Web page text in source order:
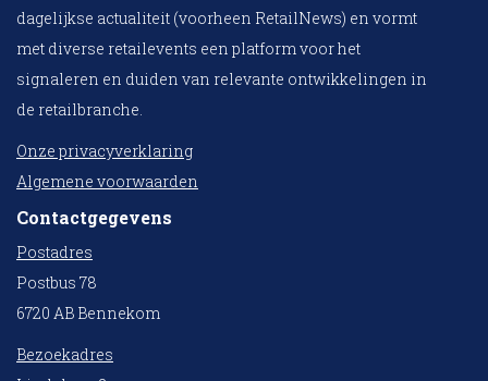
dagelijkse actualiteit (voorheen RetailNews) en vormt
met diverse retailevents een platform voor het
signaleren en duiden van relevante ontwikkelingen in
de retailbranche.
Onze privacyverklaring
Algemene voorwaarden
Contactgegevens
Postadres
Postbus 78
6720 AB Bennekom
Bezoekadres